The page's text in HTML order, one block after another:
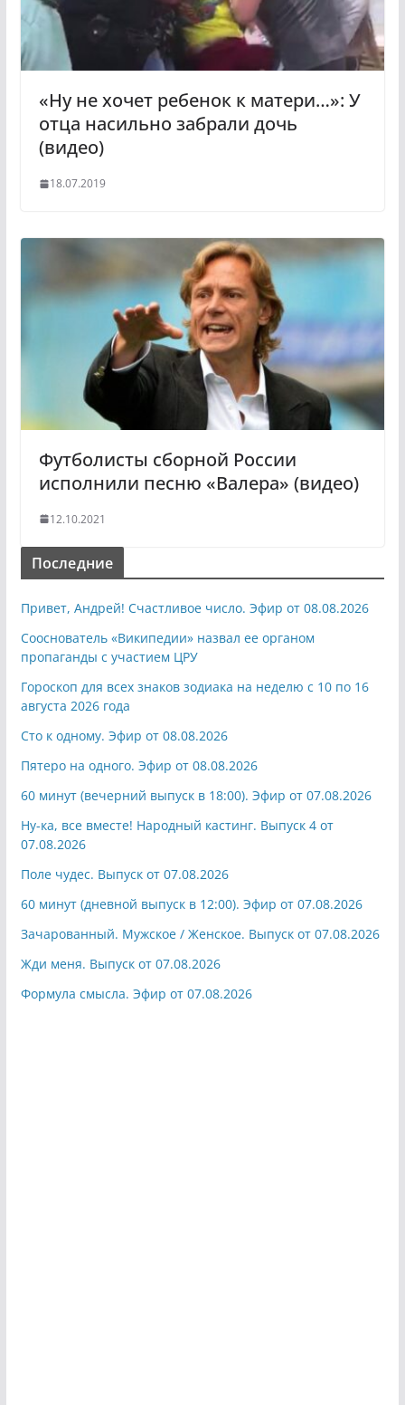
«Ну не хочет ребенок к матери…»: У
отца насильно забрали дочь
(видео)
18.07.2019
Футболисты сборной России
исполнили песню «Валера» (видео)
12.10.2021
Последние
Привет, Андрей! Счастливое число. Эфир от 08.08.2026
Сооснователь «Википедии» назвал ее органом
пропаганды с участием ЦРУ
Гороскоп для всех знаков зодиака на неделю с 10 по 16
августа 2026 года
Сто к одному. Эфир от 08.08.2026
Пятеро на одного. Эфир от 08.08.2026
60 минут (вечерний выпуск в 18:00). Эфир от 07.08.2026
Ну-ка, все вместе! Народный кастинг. Выпуск 4 от
07.08.2026
Поле чудес. Выпуск от 07.08.2026
60 минут (дневной выпуск в 12:00). Эфир от 07.08.2026
Зачарованный. Мужское / Женское. Выпуск от 07.08.2026
Жди меня. Выпуск от 07.08.2026
Формула смысла. Эфир от 07.08.2026